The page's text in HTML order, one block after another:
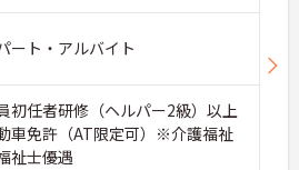
ート・アルバイト
初任者研修（ヘルパー2級）以上
車免許（AT限定可）※介護福祉
祉士優遇